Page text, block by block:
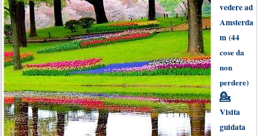
vedere ad
Amsterda
m (44
cose da
non
perdere)
💁
Visita
guidata